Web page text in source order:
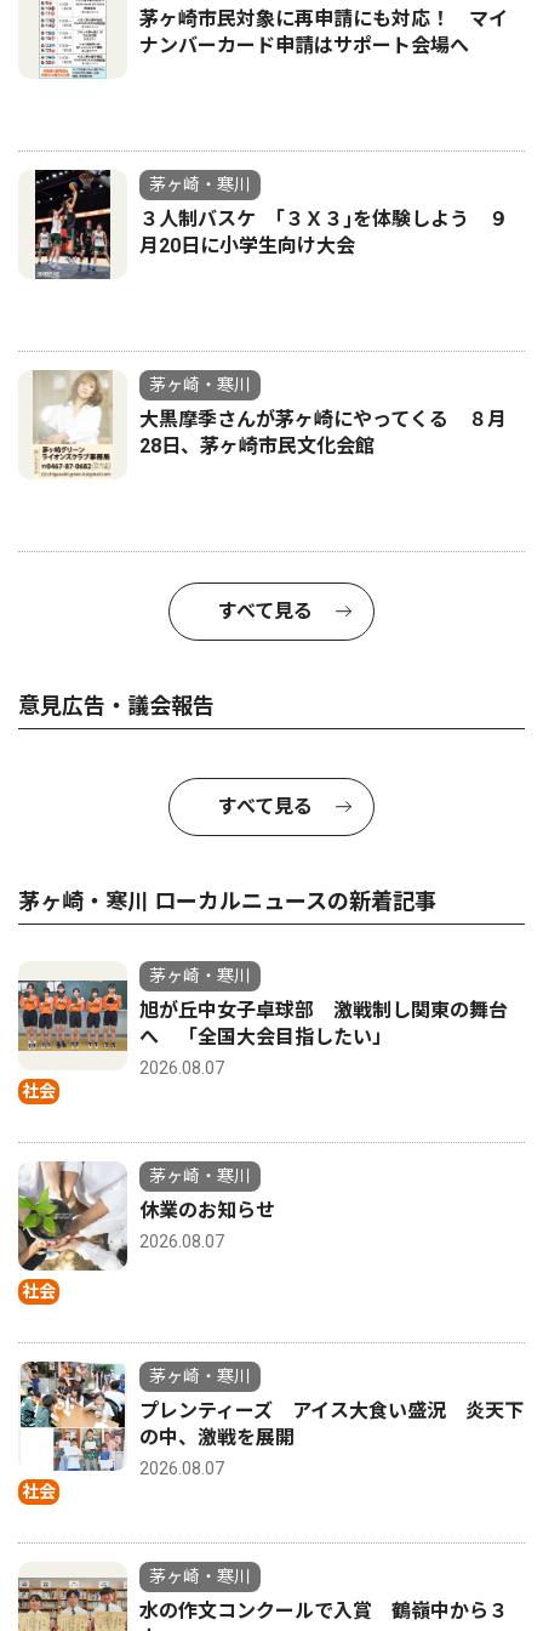
茅ヶ崎市民対象に再申請にも対応！ マイ
ナンバーカード申請はサポート会場へ
茅ヶ崎・寒川
３人制バスケ ｢３Ｘ３｣を体験しよう ９
月20日に小学生向け大会
茅ヶ崎・寒川
大黒摩季さんが茅ヶ崎にやってくる ８月
28日、茅ヶ崎市民文化会館
すべて見る
意見広告・議会報告
すべて見る
茅ヶ崎・寒川 ローカルニュースの新着記事
社会
茅ヶ崎・寒川
旭が丘中女子卓球部 激戦制し関東の舞台
へ 「全国大会目指したい」
2026.08.07
社会
茅ヶ崎・寒川
休業のお知らせ
2026.08.07
社会
茅ヶ崎・寒川
プレンティーズ アイス大食い盛況 炎天下
の中、激戦を展開
2026.08.07
茅ヶ崎・寒川
水の作文コンクールで入賞 鶴嶺中から３